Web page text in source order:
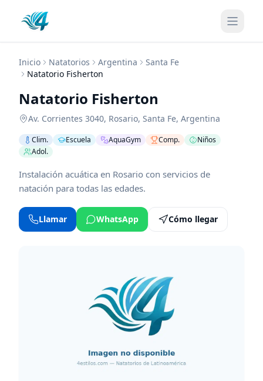
Inicio Natatorios Argentina
Santa Fe
Natatorio Fisherton
Natatorio Fisherton
Av. Corrientes 3040, Rosario, Santa Fe, Argentina
Clim. Escuela AquaGym Comp.
Niños
Adol.
Instalación acuática en Rosario con servicios de
natación para todas las edades.
Llamar WhatsApp Cómo llegar